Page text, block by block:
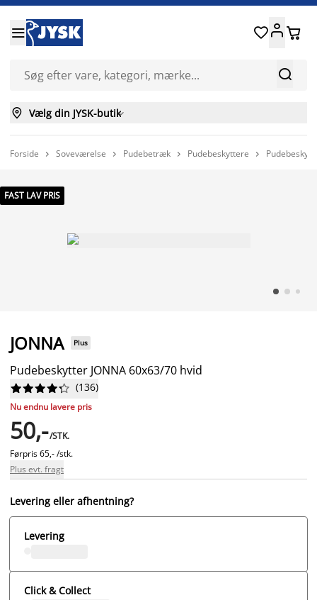


 
 Vælg din JYSK-butik
Forside  Soveværelse  Pudebetræk  Pudebeskyttere 
FAST LAV PRIS
JONNA Plus
Pudebeskytter JONNA 60x63/70 hvid





 (136)
Nu endnu lavere pris
50,-/STK.
Førpris65,- /stk.
Plus evt. fragt
Levering eller afhentning?
Levering
Click & Collect